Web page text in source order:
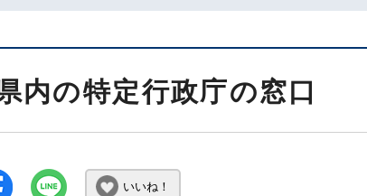
内の特定行政庁の窓口
いいね！